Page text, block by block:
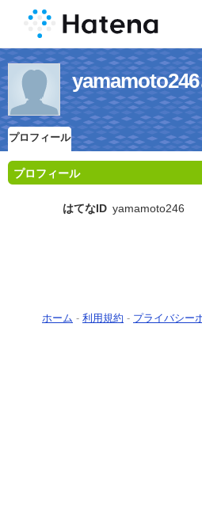
プロフィール
プロフィール
はてなID yamamoto246
ホーム - 利用規約 - プライバシー